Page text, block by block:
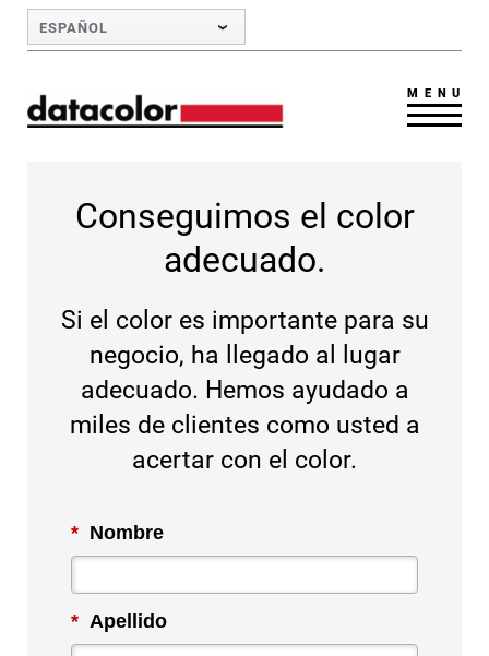
Skip to Main Content
ESPAÑOL
MENU
Conseguimos el color
adecuado.
Si el color es importante para su
negocio, ha llegado al lugar
adecuado. Hemos ayudado a
miles de clientes como usted a
acertar con el color.
* Nombre
* Apellido